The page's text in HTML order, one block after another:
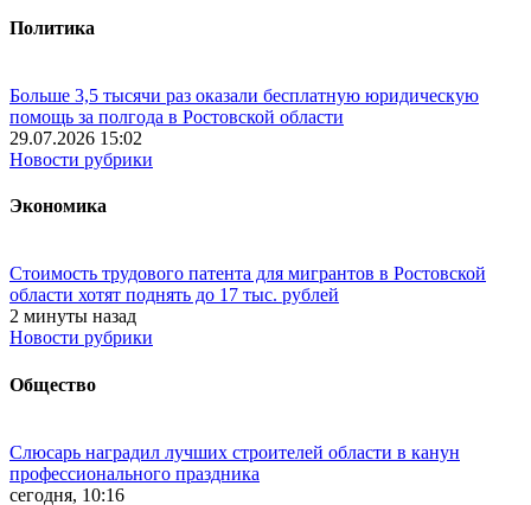
Политика
Больше 3,5 тысячи раз оказали бесплатную юридическую
помощь за полгода в Ростовской области
29.07.2026 15:02
Новости рубрики
Экономика
Стоимость трудового патента для мигрантов в Ростовской
области хотят поднять до 17 тыс. рублей
2 минуты назад
Новости рубрики
Общество
Слюсарь наградил лучших строителей области в канун
профессионального праздника
сегодня, 10:16